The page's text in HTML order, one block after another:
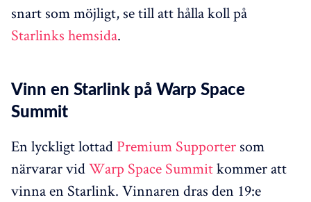
snart som möjligt, se till att hålla koll på
Starlinks hemsida.
Vinn en Starlink på Warp Space
Summit
En lyckligt lottad Premium Supporter som
närvarar vidWarp Space Summitkommer att
vinna en Starlink. Vinnaren dras den 19:e